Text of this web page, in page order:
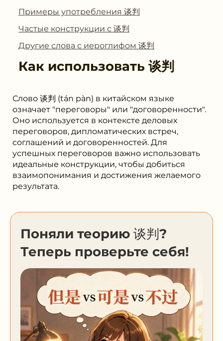
Примеры употребления 谈判
Частые конструкции с 谈判
Другие слова с иероглифом 谈判
Как использовать 谈判
Слово 谈判 (tán pàn) в китайском языке
означает "переговоры" или "договоренности".
Оно используется в контексте деловых
переговоров, дипломатических встреч,
соглашений и договоренностей. Для
успешных переговоров важно использовать
идеальные конструкции, чтобы добиться
взаимопонимания и достижения желаемого
результата.
Поняли теорию 谈判?
Теперь проверьте себя!